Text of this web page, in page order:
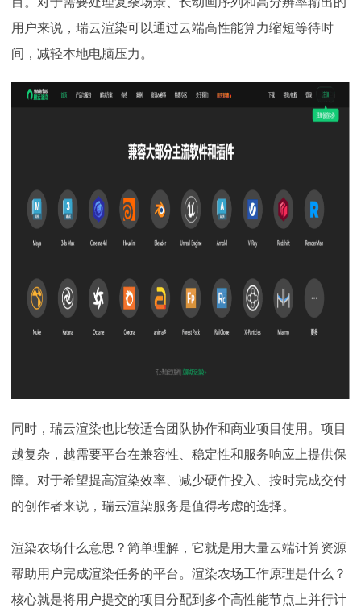
用户来说，瑞云渲染可以通过云端高性能算力缩短等待时
间，减轻本地电脑压力。
同时，瑞云渲染也比较适合团队协作和商业项目使用。项目
越复杂，越需要平台在兼容性、稳定性和服务响应上提供保
障。对于希望提高渲染效率、减少硬件投入、按时完成交付
的创作者来说，瑞云渲染服务是值得考虑的选择。
渲染农场什么意思？简单理解，它就是用大量云端计算资源
帮助用户完成渲染任务的平台。渲染农场工作原理是什么？
核心就是将用户提交的项目分配到多个高性能节点上并行计